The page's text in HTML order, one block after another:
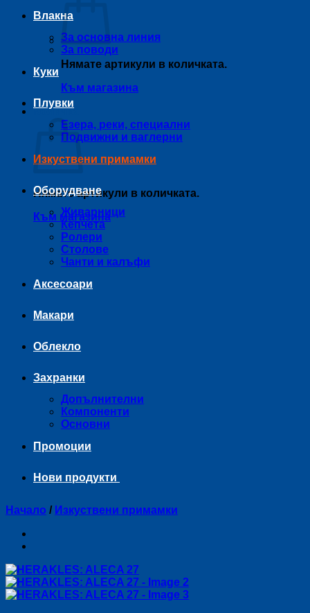
Нямате артикули в количката.
Към магазина
Количка
Нямате артикули в количката.
Към магазина
Влакна
За основна линия
За поводи
Куки
Плувки
Езера, реки, специални
Подвижни и ваглерни
Изкуствени примамки
Оборудване
Живарници
Кепчета
Ролери
Столове
Чанти и калъфи
Аксесоари
Макари
Облекло
Захранки
Допълнителни
Компоненти
Основни
Промоции
Нови продукти
Начало / Изкуствени примамки